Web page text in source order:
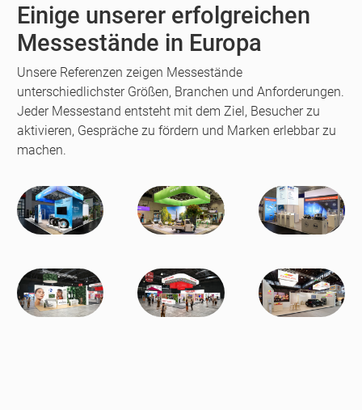
Einige unserer erfolgreichen
Messestände in Europa
Unsere Referenzen zeigen Messestände
unterschiedlichster Größen, Branchen und Anforderungen.
Jeder Messestand entsteht mit dem Ziel, Besucher zu
aktivieren, Gespräche zu fördern und Marken erlebbar zu
machen.